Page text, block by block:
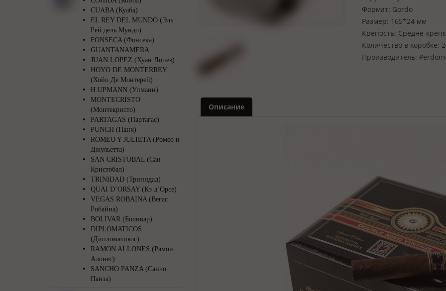
CUABA (Куаба)
EL REY DEL MUNDO (Эль
Рей дель Мундо)
FONSECA (Фонсека)
GUANTANAMERA
JUAN LOPEZ (Хуан Лопез)
HOYO DE MONTERREY
(Хойо Де Монтерей)
H.UPMANN (Упманн)
MONTECRISTO
(Монтекристо)
PARTAGAS (Партагас)
PUNCH (Панч)
ROMEO Y JULIETA (Ромео и
Джульетта)
SAN CRISTOBAL (Сан
Кристобал)
TRINIDAD (Тринидад)
QUAI D’ORSAY (Кэ д`Орсе)
VEGAS ROBAINA (Вегас
Робайна)
BOLIVAR (Боливар)
DIPLOMATICOS
(Дипломатикос)
RAMON ALLONES (Рамон
Алонес)
SANCHO PANZA (Санчо
Панза)
Формат: Gordo
Размер: 165*24 мм
Крепость: Средне-
Количество в коробке:
Производитель:
Описание